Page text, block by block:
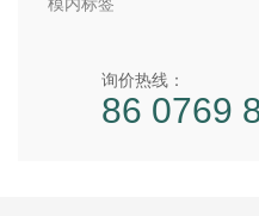
询价热线：
86 0769